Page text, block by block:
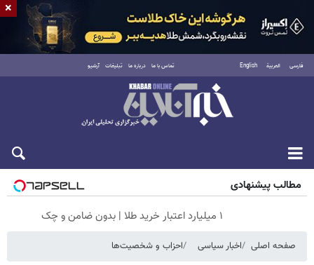
فارسی العربية English تماس با ما درباره ما تبلیغات آرشیو
شنبه ۱۷ مرداد ۱۴۰۵
مطالب پیشنهادی
۱ میلیارد اعتبار خرید طلا | بدون ضامن و چک
صفحه اصلی اخبار سیاسی احزاب و شخصیت‌ها
×